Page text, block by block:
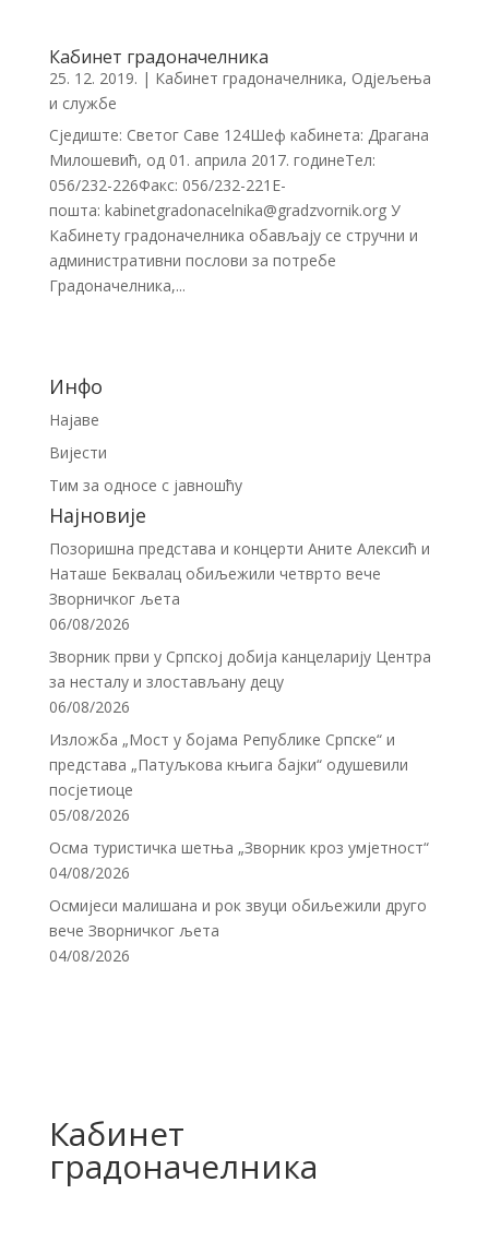
Кабинет градоначелника
25. 12. 2019. | Кабинет градоначелника, Одјељења
и службе
Сједиште: Светог Саве 124Шеф кабинета: Драгана
Милошевић, од 01. априла 2017. годинеТел:
056/232-226Факс: 056/232-221E-
пошта: kabinetgradonacelnika@gradzvornik.org У
Кабинету градоначелника обављају се стручни и
административни послови за потребе
Градоначелника,...
Инфо
Најаве
Вијести
Тим за односе с јавношћу
Најновије
Позоришна представа и концерти Аните Алексић и
Наташе Беквалац обиљежили четврто вече
Зворничког љета
06/08/2026
Зворник први у Српској добија канцеларију Центра
за несталу и злостављану децу
06/08/2026
Изложба „Мост у бојама Републике Српске“ и
представа „Патуљкова књига бајки“ одушевили
посјетиоце
05/08/2026
Осма туристичка шетња „Зворник кроз умјетност“
04/08/2026
Осмијеси малишана и рок звуци обиљежили друго
вече Зворничког љета
04/08/2026
Кабинет
градоначелника